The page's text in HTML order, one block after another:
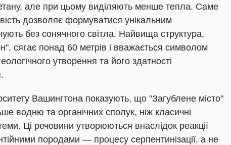
але при цьому виділяють менше тепла. Саме
дозволяє формуватися унікальним
без сонячного світла. Найвища структура,
сягає понад 60 метрів і вважається символом
утворення та його здатності
Вашингтона показують, що "Загублене місто"
водню та органічних сполук, ніж класичні
Ці речовини утворюються внаслідок реакції
породами — процесу серпентинізації, а не